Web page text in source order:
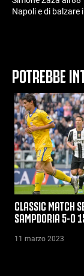
Napoli e di balzare
POTREBBE
CLASSIC MATCH
SAMPDORIA 5-0
11 marzo 2023